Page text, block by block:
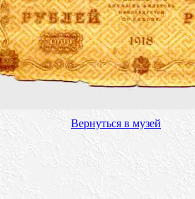
Вернуться в музей